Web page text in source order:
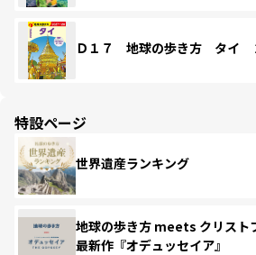
Ｄ１７ 地球の歩き方 タイ
特設ページ
世界遺産ランキング
地球の歩き方 meets クリスト
最新作『オデュッセイア』